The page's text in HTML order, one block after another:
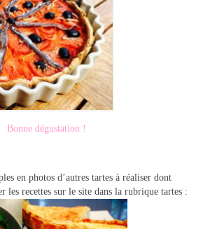
Bonne dégustation !
en photos d’autres tartes à réaliser dont
les recettes sur le site dans la rubrique tartes :